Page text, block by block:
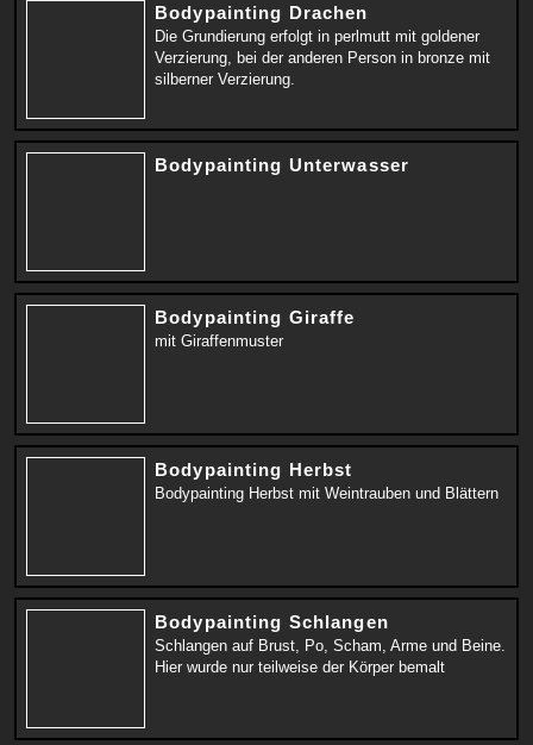
Bodypainting Drachen
Die Grundierung erfolgt in perlmutt mit goldener
Verzierung, bei der anderen Person in bronze mit
silberner Verzierung.
Bodypainting Unterwasser
Bodypainting Giraffe
mit Giraffenmuster
Bodypainting Herbst
Bodypainting Herbst mit Weintrauben und Blättern
Bodypainting Schlangen
Schlangen auf Brust, Po, Scham, Arme und Beine.
Hier wurde nur teilweise der Körper bemalt